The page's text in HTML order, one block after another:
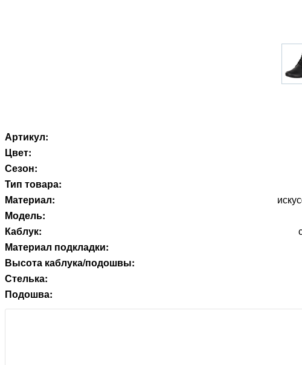
Артикул:
Цвет:
Сезон:
Тип товара:
Материал:
Модель:
Каблук:
Материал подкладки:
Высота каблука/подошвы:
Стелька:
Подошва: